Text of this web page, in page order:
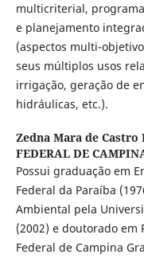
multicriterial,
e planejamento
(aspectos multi-
seus múltiplos usos
irrigação, geração de
hidráulicas, etc.).
Zedna Mara de Castro
FEDERAL DE
Possui graduação em
Federal da Paraíba
Ambiental pela
(2002) e doutorado em
Federal de Campina